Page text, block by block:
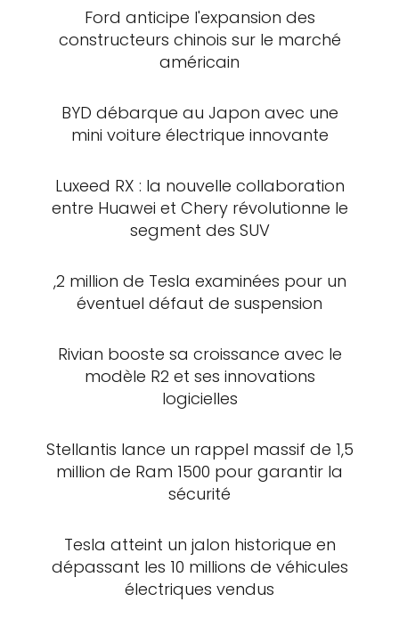
Ford anticipe l'expansion des
constructeurs chinois sur le marché
américain
BYD débarque au Japon avec une
mini voiture électrique innovante
Luxeed RX : la nouvelle collaboration
entre Huawei et Chery révolutionne le
segment des SUV
,2 million de Tesla examinées pour un
éventuel défaut de suspension
Rivian booste sa croissance avec le
modèle R2 et ses innovations
logicielles
Stellantis lance un rappel massif de 1,5
million de Ram 1500 pour garantir la
sécurité
Tesla atteint un jalon historique en
dépassant les 10 millions de véhicules
électriques vendus